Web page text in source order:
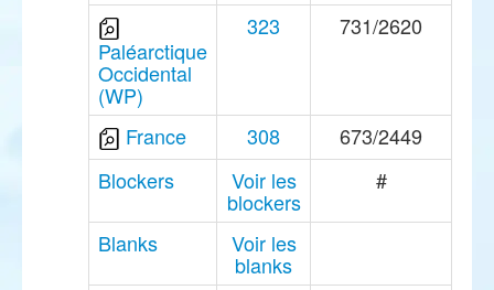
Paléarctique
Occidental
(WP)
323 731/2620
France 308
673/2449
Blockers
Voir les
blockers
#
Blanks Voir les
blanks